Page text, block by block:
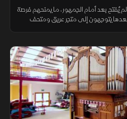
لم يُفتح بعد أمام الجمهور، ما يمنحهم فرصة
يتوجهون إلى متجر عريق ومتحف